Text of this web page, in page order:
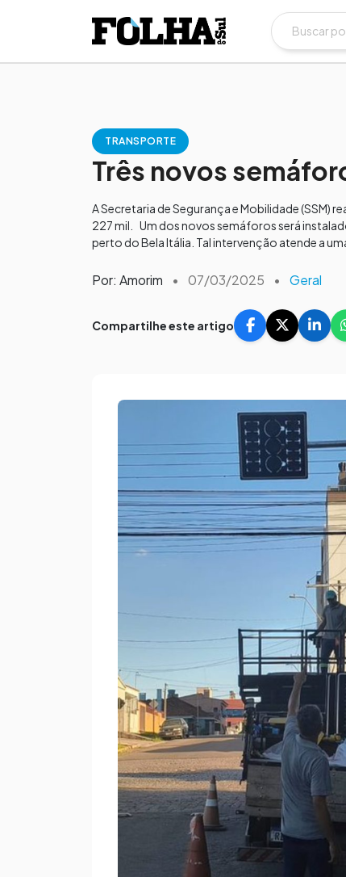
TRANSPORTE
Três novos
A Secretaria de Segurança e Mobilidade (SSM)
227 mil. Um dos novos semáforos será
perto do Bela Itália. Tal intervenção atende a
Por: Amorim • 07/03/2025 • Geral
Compartilhe este artigo